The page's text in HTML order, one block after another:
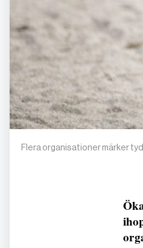
Flera organisationer märker